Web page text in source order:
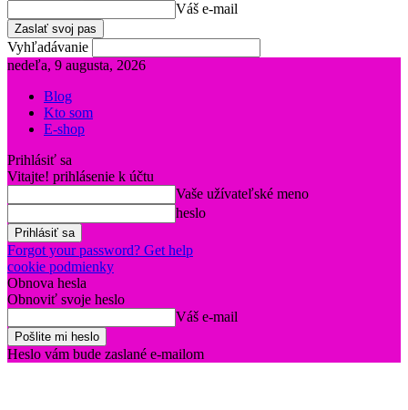
Váš e-mail
Vyhľadávanie
nedeľa, 9 augusta, 2026
Blog
Kto som
E-shop
Prihlásiť sa
Vitajte! prihlásenie k účtu
Vaše užívateľské meno
heslo
Forgot your password? Get help
cookie podmienky
Obnova hesla
Obnoviť svoje heslo
Váš e-mail
Heslo vám bude zaslané e-mailom